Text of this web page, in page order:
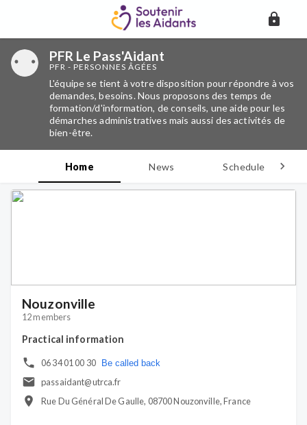
PFR Le Pass'Aidant
PFR - PERSONNES ÂGÉES
L'équipe se tient à votre disposition pour répondre à vos
demandes, besoins. Nous proposons des temps de
formation/d'information, de conseils, une aide pour les
démarches administratives mais aussi des activités de
bien-être.
Home News Schedule
Nouzonville
12 members
Practical information
06 34 01 00 30 Be called back
passaidant@utrca.fr
Rue Du Général De Gaulle, 08700 Nouzonville, France